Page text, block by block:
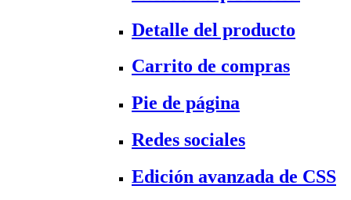
Detalle del producto
Carrito de compras
Pie de página
Redes sociales
Edición avanzada de CSS